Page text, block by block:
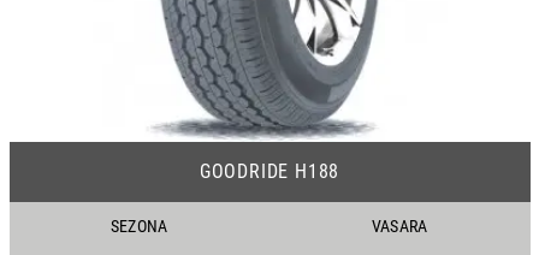
GOODRIDE H188
SEZONA VASARA